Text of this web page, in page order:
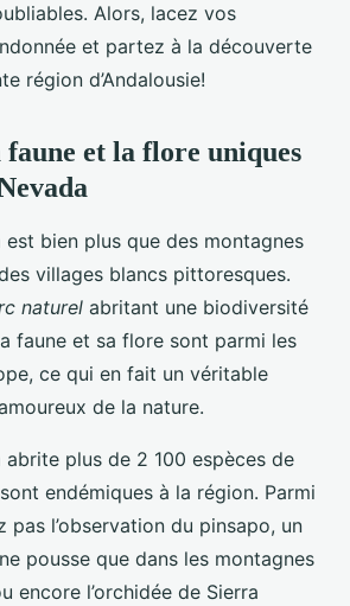
Alors, lacez vos
et partez à la découverte
région d’Andalousie!
et la flore uniques
est bien plus que des montagnes
villages blancs pittoresques.
naturel abritant une biodiversité
faune et sa flore sont parmi les
ce qui en fait un véritable
de la nature.
abrite plus de 2 100 espèces de
endémiques à la région. Parmi
pas l’observation du pinsapo, un
pousse que dans les montagnes
encore l’orchidée de Sierra